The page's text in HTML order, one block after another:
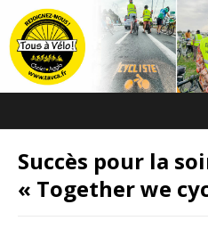
Succès pour la
« Together we